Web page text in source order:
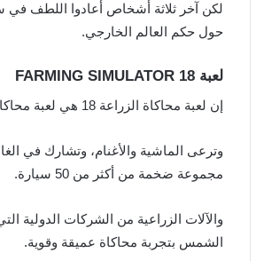
لكن آخر ثلاثة أشخاص أعادوا اللطف في
حول حكم العالم الخارجي.
لعبة FARMING SIMULATOR 18
إن لعبة محاكاة الزراعة 18 هي لعبة محاكاة الواقع التربوي حيث تغمر نفسك في عالم مفتوح ضخم وتحصد العديد من أنواع المحاصيل.
وترعى الماشية والأغنام، وتشارك في
مجموعة ضخمة من أكثر من 50 سيارة.
والآلات الزراعية من الشركات الدولية
الشمس بتجربة محاكاة عميقة وقوية.